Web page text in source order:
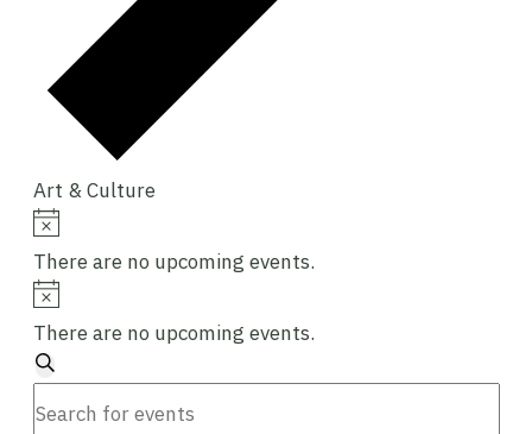
Art & Culture
Events
Notice
There are no upcoming events.
Notice
There are no upcoming events.
Events
Search
Search